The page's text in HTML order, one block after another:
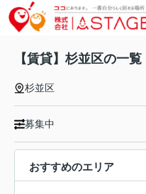
【賃貸】杉並区の一覧
杉並区
募集中
おすすめのエリア